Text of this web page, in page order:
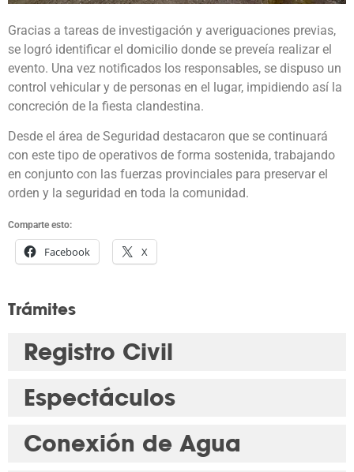
Gracias a tareas de investigación y averiguaciones previas,
se logró identificar el domicilio donde se preveía realizar el
evento. Una vez notificados los responsables, se dispuso un
control vehicular y de personas en el lugar, impidiendo así la
concreción de la fiesta clandestina.
Desde el área de Seguridad destacaron que se continuará
con este tipo de operativos de forma sostenida, trabajando
en conjunto con las fuerzas provinciales para preservar el
orden y la seguridad en toda la comunidad.
Comparte esto:
Facebook X
Trámites
Registro Civil
Espectáculos
Conexión de Agua